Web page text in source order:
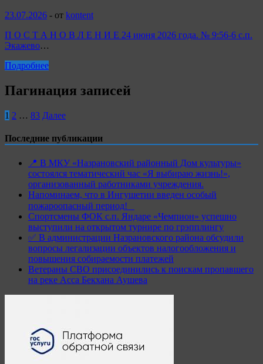
23.07.2026 - от kontent
П О С Т А Н О В Л Е Н И Е 24 июня 2026 года. № 9:56-6 с.п.
Экажево…
Подробнее
Пагинация записей
1 2 … 83 Далее
Последние публикации
📍 В МКУ «Назрановский районный Дом культуры»
состоялся тематический час «Я выбираю жизнь!»,
организованный работниками учреждения.
Напоминаем, что в Ингушетии введен особый
пожароопасный период!⁣⁣⠀
Спортсмены ФОК с.п. Яндаре «Чемпион» успешно
выступили на открытом турнире по грэпплингу
✅ В администрации Назрановского района обсудили
вопросы легализации объектов налогообложения и
повышения собираемости платежей
Ветераны СВО присоединились к поискам пропавшего
на реке Асса Бекхана Аушева